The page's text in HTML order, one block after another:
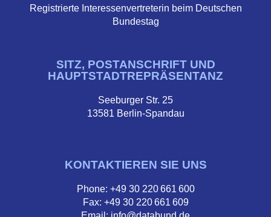
Registrierte Interessenvertreterin beim Deutschen
Bundestag
SITZ, POSTANSCHRIFT UND
HAUPTSTADTREPRÄSENTANZ
Seeburger Str. 25
13581 Berlin-Spandau
KONTAKTIEREN SIE UNS
Phone: +49 30 220 661 600
Fax: +49 30 220 661 609